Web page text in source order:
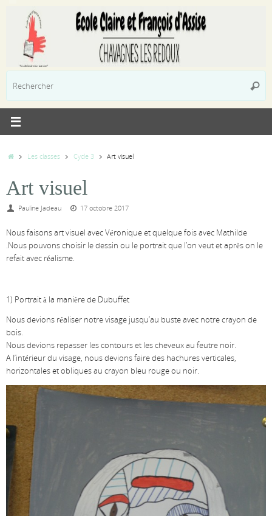
contenu
:
AccueilLes classes Cycle 3 Art visuel
Art visuel
Pauline Jadeau 17 octobre 2017
Nous faisons art visuel avec Véronique et quelque fois avec Mathilde
.Nous pouvons choisir le dessin ou le portrait que l’on veut et après on le
refait avec réalisme.
1) Portrait à la manière de Dubuffet
Nous devions réaliser notre visage jusqu’au buste avec notre crayon de
bois.
Nous devions repasser les contours et les cheveux au feutre noir.
A l’intérieur du visage, nous devions faire des hachures verticales,
horizontales et obliques au crayon bleu rouge ou noir.